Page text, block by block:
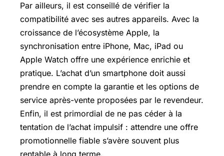
Par ailleurs, il est conseillé de vérifier la
compatibilité avec ses autres appareils. Avec la
croissance de l’écosystème Apple, la
synchronisation entre iPhone, Mac, iPad ou
Apple Watch offre une expérience enrichie et
pratique. L’achat d’un smartphone doit aussi
prendre en compte la garantie et les options de
service après-vente proposées par le revendeur.
Enfin, il est primordial de ne pas céder à la
tentation de l’achat impulsif : attendre une offre
promotionnelle fiable s’avère souvent plus
rentable à long terme.